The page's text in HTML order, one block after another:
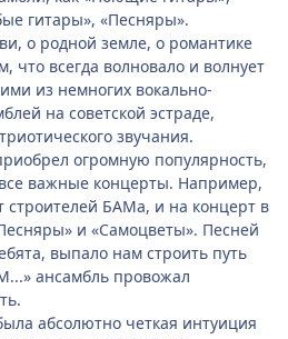
гитары», «Песняры».
о родной земле, о романтике
что всегда волновало и волнует
из немногих вокально-
на советской эстраде,
звучания.
огромную популярность,
важные концерты. Например,
БАМа, и на концерт в
и «Самоцветы». Песней
выпало нам строить путь
ансамбль провожал
абсолютно четкая интуиция